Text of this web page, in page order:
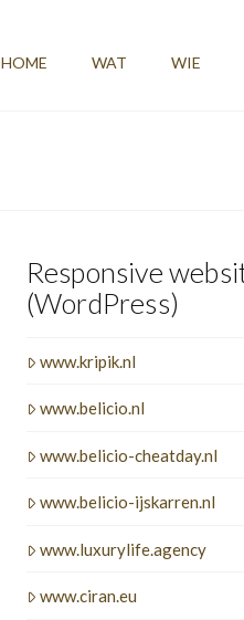
HOME WAT WIE
Responsive
(WordPress)
www.kripik.nl
www.belicio.nl
www.belicio-cheatday.nl
www.belicio-ijskarren.nl
www.luxurylife.agency
www.ciran.eu